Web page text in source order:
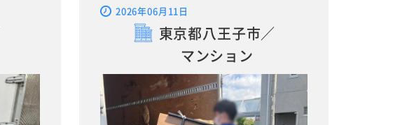
2026年06月11日
東京都八王子市／
マンション